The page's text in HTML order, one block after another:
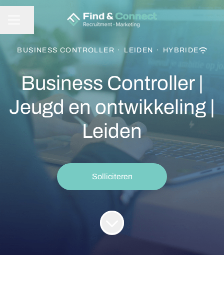
CARRIÈREMENU
Pagina delen
BUSINESS CONTROLLER · LEIDEN · HYBRIDE
Business Controller |
Jeugd en ontwikkeling |
Leiden
Solliciteren